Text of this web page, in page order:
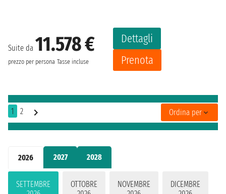
2026 2027 2028
SETTEMBRE
OTTOBRE
NOVEMBRE
DICEMBRE
Suite da 11.578 €
prezzo per persona Tasse incluse
Dettagli
Prenota
1 2 Ordina per